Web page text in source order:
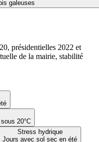
galeuses
20°C
Stress hydrique
Jours avec sol sec en été
présidentielles 2022 et
de la mairie, stabilité